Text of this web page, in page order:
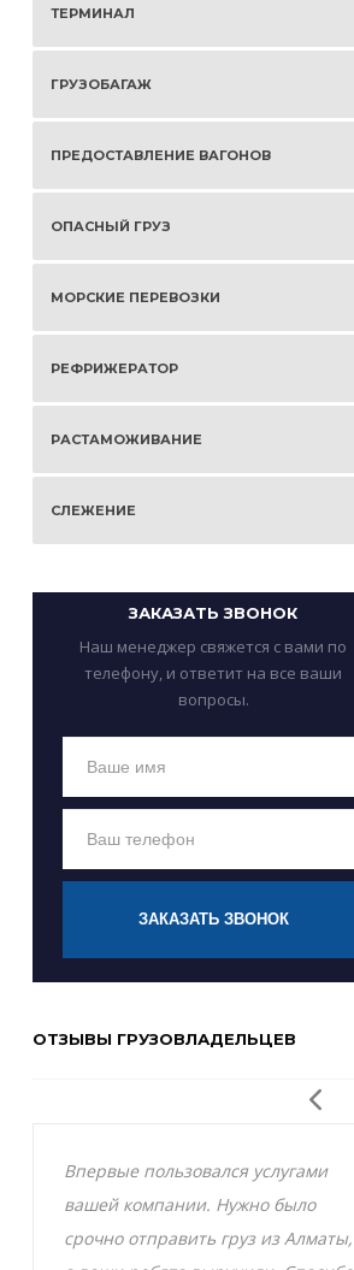
ТЕРМИНАЛ
ГРУЗОБАГАЖ
ПРЕДОСТАВЛЕНИЕ ВАГОНОВ
ОПАСНЫЙ ГРУЗ
МОРСКИЕ ПЕРЕВОЗКИ
РЕФРИЖЕРАТОР
РАСТАМОЖИВАНИЕ
СЛЕЖЕНИЕ
ЗАКАЗАТЬ ЗВОНОК
Наш менеджер свяжется с вами по
телефону, и ответит на все ваши
вопросы.
ЗАКАЗАТЬ ЗВОНОК
ОТЗЫВЫ ГРУЗОВЛАДЕЛЬЦЕВ
Впервые пользовался услугами
вашей компании. Нужно было
срочно отправить груз из Алматы,